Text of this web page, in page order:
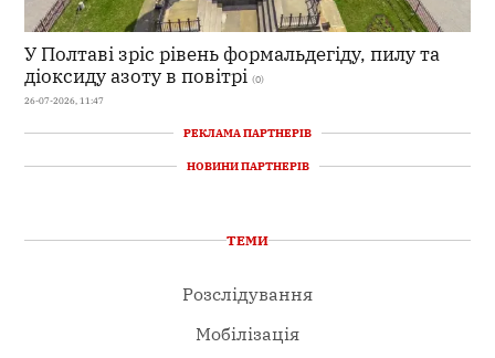
У Полтаві зріс рівень формальдегіду, пилу та
діоксиду азоту в повітрі (0)
26-07-2026, 11:47
РЕКЛАМА ПАРТНЕРІВ
НОВИНИ ПАРТНЕРІВ
ТЕМИ
Розслідування
Мобілізація